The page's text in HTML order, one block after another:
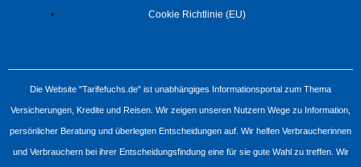
Cookie Richtlinie (EU)
Die Website "Tarifefuchs.de" ist unabhängiges Informationsportal zum Thema
Versicherungen, Kredite und Reisen. Wir zeigen unseren Nutzern Wege zu Information,
persönlicher Beratung und überlegten Entscheidungen auf. Wir helfen Verbraucherinnen
und Verbrauchern bei ihrer Entscheidungsfindung eine für sie gute Wahl zu treffen. Wir